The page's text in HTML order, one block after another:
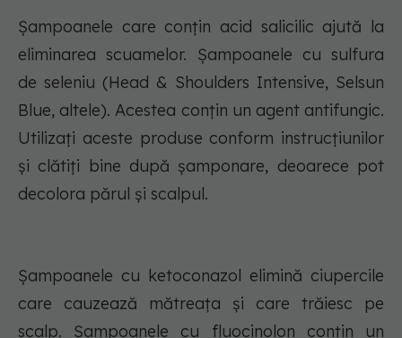
Șampoanele care conțin acid salicilic ajută la
eliminarea scuamelor. Șampoanele cu sulfura
de seleniu (Head & Shoulders Intensive, Selsun
Blue, altele). Acestea conțin un agent antifungic.
Utilizați aceste produse conform instrucțiunilor
și clătiți bine după șamponare, deoarece pot
decolora părul și scalpul.
Șampoanele cu ketoconazol elimină ciupercile
care cauzează mătreața și care trăiesc pe
scalp. Șampoanele cu fluocinolon conțin un